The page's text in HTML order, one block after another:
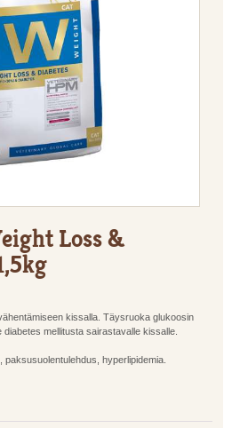
Loss &
kissalla. Täysruoka glukoosin
mellitusta sairastavalle kissalle.
paksusuolentulehdus, hyperlipidemia.